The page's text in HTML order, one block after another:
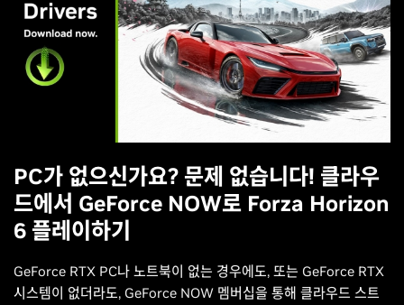
PC가 없으신가요? 문제 없습니다! 클라우
드에서 GeForce NOW로 Forza Horizon
6 플레이하기
GeForce RTX PC나 노트북이 없는 경우에도, 또는 GeForce RTX
시스템이 없더라도, GeForce NOW 멤버십을 통해 클라우드 스트